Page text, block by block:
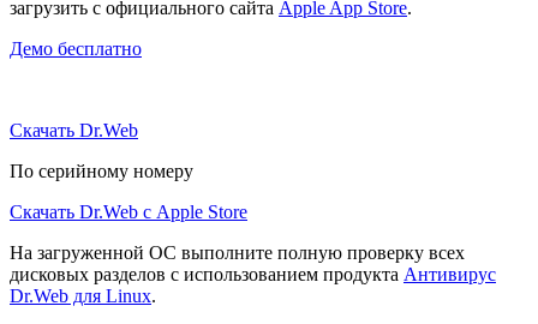
загрузить с официального сайта Apple App Store.
Демо бесплатно
Скачать Dr.Web
По серийному номеру
Скачать Dr.Web с Apple Store
На загруженной ОС выполните полную проверку всех
дисковых разделов с использованием продукта Антивирус
Dr.Web для Linux.